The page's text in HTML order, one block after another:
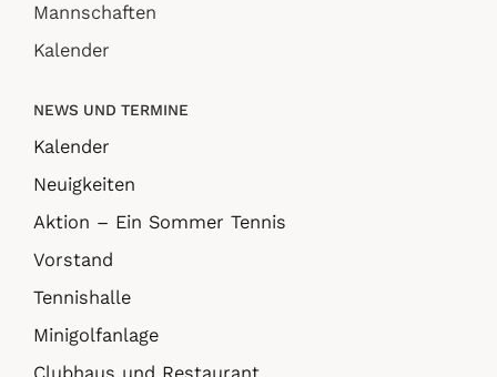
Mannschaften
Kalender
NEWS UND TERMINE
Kalender
Neuigkeiten
Aktion – Ein Sommer Tennis
Vorstand
Tennishalle
Minigolfanlage